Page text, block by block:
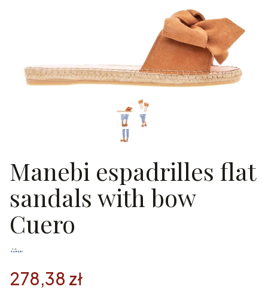
Manebi espadrilles flat
sandals with bow
Cuero
278,38 zł